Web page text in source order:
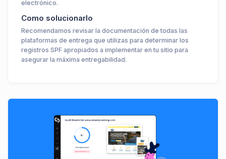
electrónico.
Como solucionarlo
Recomendamos revisar la documentación de todas las
plataformas de entrega que utilizas para determinar los
registros SPF apropiados a implementar en tu sitio para
asegurar la máxima entregabilidad.